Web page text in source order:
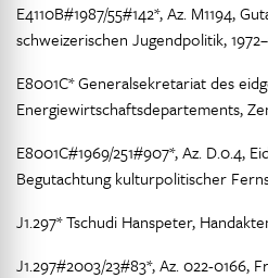
E4110B#1987/55#142*, Az. M1194,
schweizerischen Jugendpolitik,
E8001C* Generalsekretariat des
Energiewirtschaftsdepartements,
E8001C#1969/251#907*, Az. D.0.4,
Begutachtung kulturpolitischer
J1.297* Tschudi Hanspeter,
J1.297#2003/23#83*, Az. 022-0166,